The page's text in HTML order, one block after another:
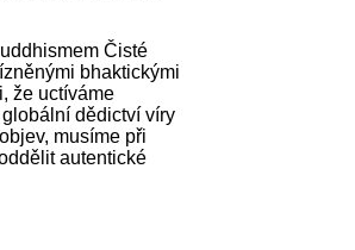
Čisté
bhaktickými
že uctíváme
dědictví víry
musíme při
autentické